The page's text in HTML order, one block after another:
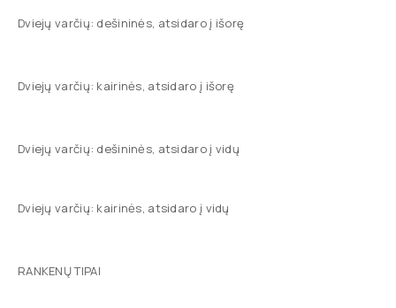
Dviejų varčių: dešininės, atsidaro į išorę
Dviejų varčių: kairinės, atsidaro į išorę
Dviejų varčių: dešininės, atsidaro į vidų
Dviejų varčių: kairinės, atsidaro į vidų
RANKENŲ TIPAI